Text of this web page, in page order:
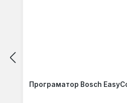
Програматор Bosch